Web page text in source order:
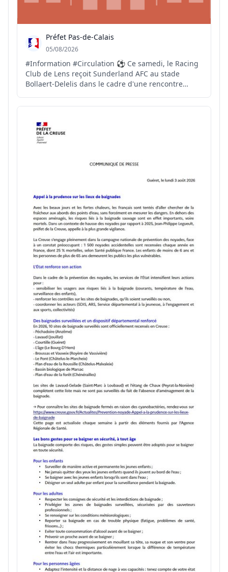
Préfet Pas-de-Calais
05/08/2026
#Information #Circulation ⚽️ Ce samedi, le Racing
Club de Lens reçoit Sunderland AFC au stade
Bollaert-Delelis dans le cadre d'une rencontre
rappeler qu'une partie de l'autoroute A1 est fermée
circulation sont d...